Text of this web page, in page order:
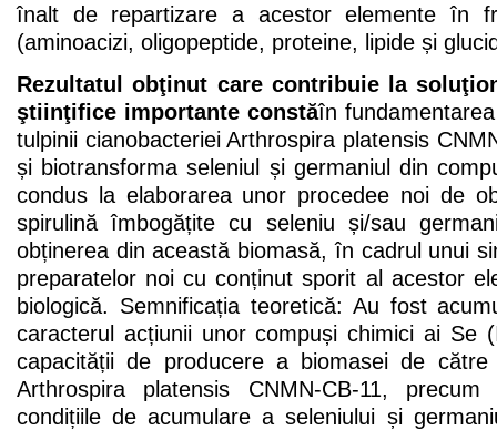
înalt de repartizare a acestor elemente în
(aminoacizi, oligopeptide, proteine, lipide și
Rezultatul obţinut care contribuie la
ştiinţifice importante constăîn
tulpinii cianobacteriei Arthrospira platensis
și biotransforma seleniul și germaniul din
condus la elaborarea unor procedee noi de
spirulină îmbogățite cu seleniu și/sau
obținerea din această biomasă, în cadrul unui
preparatelor noi cu conținut sporit al acestor
biologică. Semnificația teoretică: Au fost
caracterul acțiunii unor compuși chimici ai Se
capacității de producere a biomasei de către
Arthrospira platensis CNMN-CB-11,
condițiile de acumulare a seleniului și